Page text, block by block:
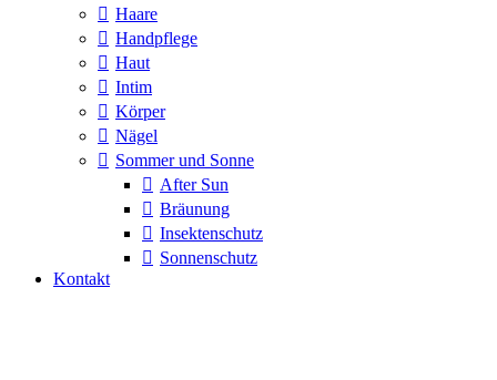
Haare
Handpflege
Haut
Intim
Körper
Nägel
Sommer und Sonne
After Sun
Bräunung
Insektenschutz
Sonnenschutz
Kontakt